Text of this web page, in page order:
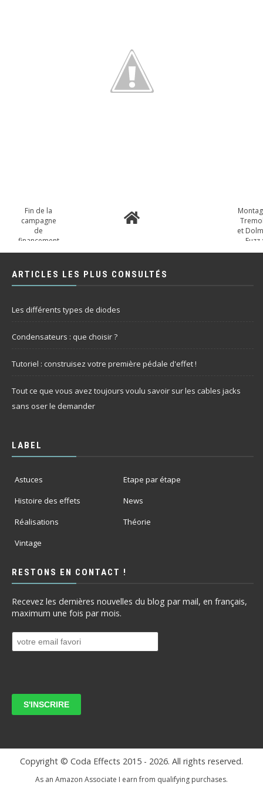
Fin de la
campagne
de
financement
participatif...
l'aventure !
et
Fuzz :
ARTICLES LES PLUS CONSULTÉS
Les différents types de diodes
Condensateurs : que choisir ?
Tutoriel : construisez votre première pédale d'effet !
Tout ce que vous avez toujours voulu savoir sur les cables jacks
sans oser le demander
LABEL
Astuces
Etape par étape
Histoire des effets
News
Réalisations
Théorie
Vintage
RESTONS EN CONTACT !
Recevez les dernières nouvelles du blog par mail, en français,
maximum une fois par mois.
Copyright © Coda Effects 2015 - 2026. All rights reserved.
As an Amazon Associate I earn from qualifying purchases.